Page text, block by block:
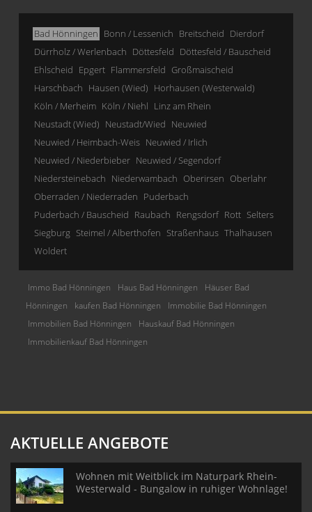
Bad Hönningen Bonn / Lessenich Breitscheid Dierdorf
Dürrholz / Werlenbach Döttesfeld Döttesfeld / Bauscheid
Ehlscheid Epgert Flammersfeld Großmaischeid
Harschbach Hausen (Wied) Horhausen (Westerwald)
Köln / Merheim Köln / Niehl Linz am Rhein
Neustadt (Wied) Neustadt/Wied Neuwied
Neuwied / Heimbach-Weis Neuwied / Irlich
Neuwied / Niederbieber Neuwied / Segendorf
Niedersteinebach Niederwambach Oberirsen Oberlahr
Oberraden / Niederraden Puderbach
Puderbach / Bauscheid Raubach Rengsdorf Rott Selters
Siegburg Steimel / Alberthofen Straßenhaus Thalhausen
Woldert
Immo Bad Hönningen Haus Bad Hönningen
Häuser Bad
Hönningen
kaufen Bad Hönningen
Immobilie Bad Hönningen
Immobilien Bad Hönningen
Hauskauf Bad Hönningen
Immobilienkauf Bad Hönningen
AKTUELLE ANGEBOTE
Wohnen mit Weitblick im Naturpark Rhein-
Westerwald - Bungalow in ruhiger Wohnlage!